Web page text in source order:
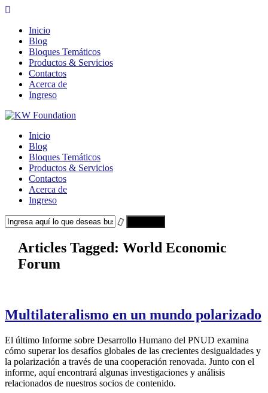
Inicio
Blog
Bloques Temáticos
Productos & Servicios
Contactos
Acerca de
Ingreso
Inicio
Blog
Bloques Temáticos
Productos & Servicios
Contactos
Acerca de
Ingreso
Articles Tagged: World Economic
Forum
Multilateralismo en un mundo polarizado
El último Informe sobre Desarrollo Humano del PNUD examina
cómo superar los desafíos globales de las crecientes desigualdades y
la polarización a través de una cooperación renovada. Junto con el
informe, aquí encontrará algunas investigaciones y análisis
relacionados de nuestros socios de contenido.